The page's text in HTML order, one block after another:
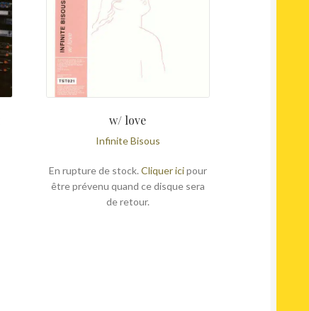
w/ love
Infinite Bisous
En rupture de stock. Cliquer icipour
être prévenu quand ce disque sera
de retour.